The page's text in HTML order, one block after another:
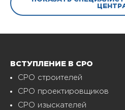
ВСТУПЛЕНИЕ В СРО
СРО строителей
СРО проектировщиков
СРО изыскателей